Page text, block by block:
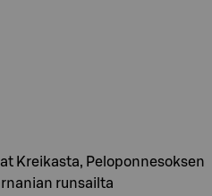
Kreikasta, Peloponnesoksen
runsailta